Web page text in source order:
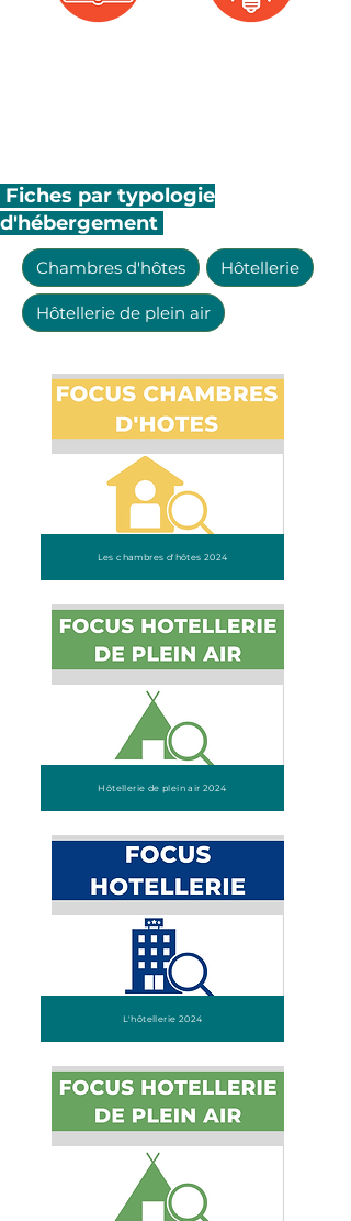
Fiches par typologie
d'hébergement
Chambres d'hôtes Hôtellerie
Hôtellerie de plein air
Les chambres d'hôtes 2024
Hôtellerie de plein air 2024
L'hôtellerie 2024